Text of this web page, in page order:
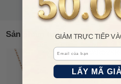
Sản phẩm tương tự
18%
OFF
SWAROVSKI
Dây
Swan
Gold Tone
GIẢM TRỰC TIẾP
Email
LẤY MÃ